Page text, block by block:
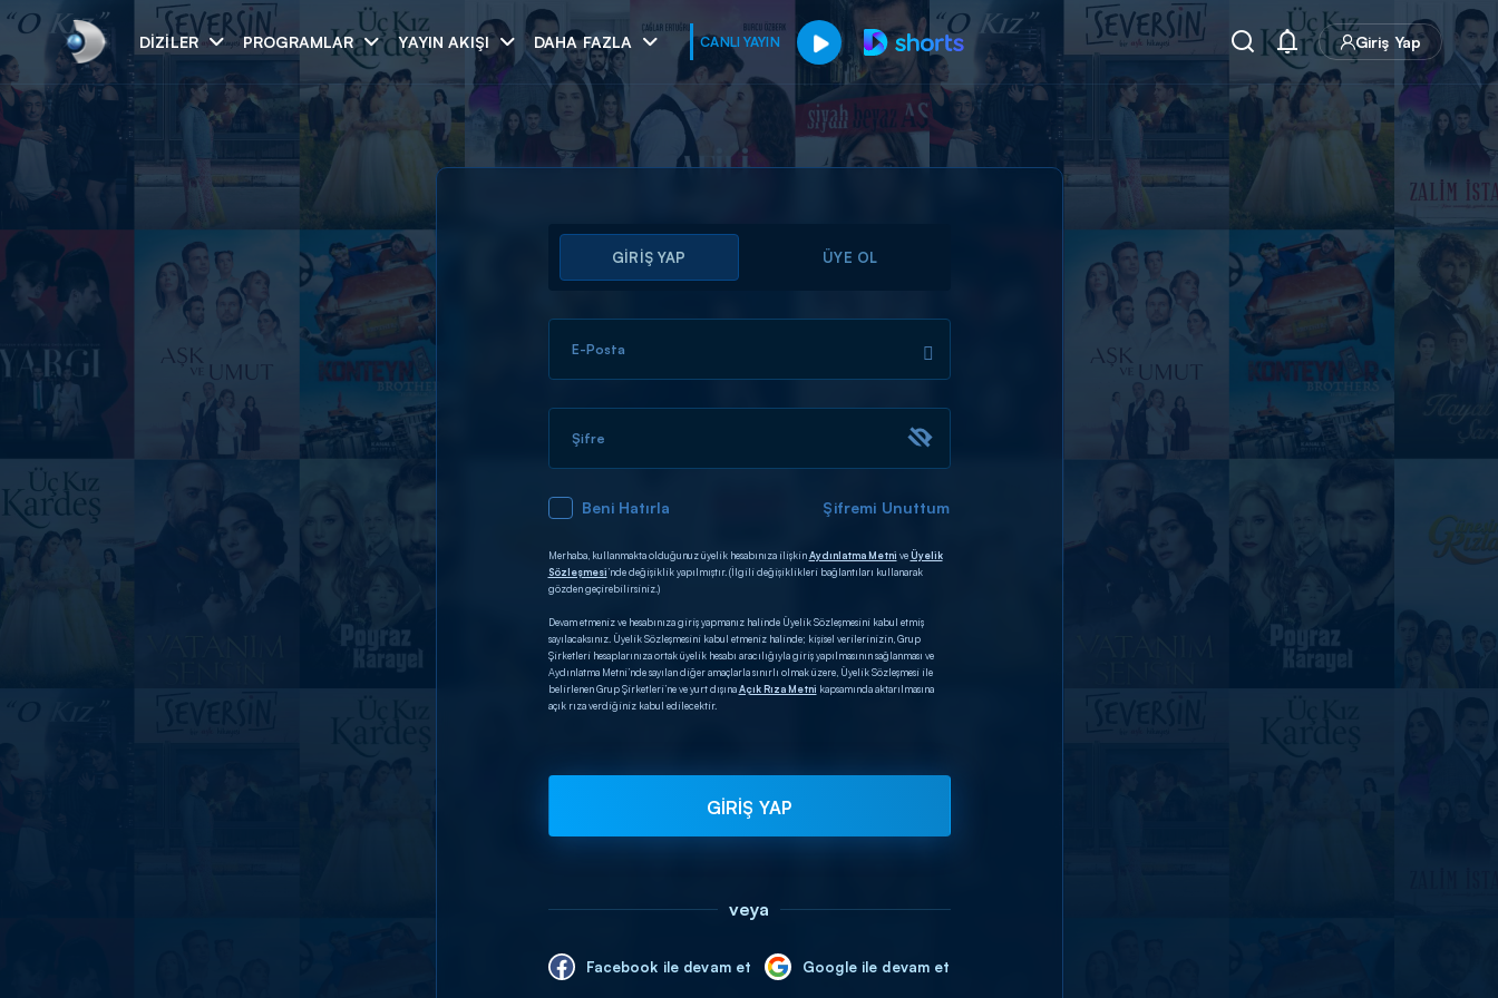
DIZILER PROGRAMLAR YAYIN AKIŞI DAHA FAZLA CANLI YAYIN Giriş Yap
Arama
ARAMA SONUÇLARI
GİRİŞ YAP ÜYE OL
E-Posta
Şifre
Beni Hatırla Şifremi Unuttum
Merhaba, kullanmakta olduğunuz üyelik hesabınıza ilişkinAydınlatma Metni veÜyelik
Sözleşmesi’nde değişiklik yapılmıştır. (İlgili değişiklikleri bağlantıları kullanarak
gözden geçirebilirsiniz.)
Devam etmeniz ve hesabınıza giriş yapmanız halinde Üyelik Sözleşmesini kabul etmiş
sayılacaksınız. Üyelik Sözleşmesini kabul etmeniz halinde; kişisel verilerinizin, Grup
Şirketleri hesaplarınıza ortak üyelik hesabı aracılığıyla giriş yapılmasının sağlanması ve
Aydınlatma Metni’nde sayılan diğer amaçlarla sınırlı olmak üzere, Üyelik Sözleşmesi ile
belirlenen Grup Şirketleri’ne ve yurt dışınaAçık Rıza Metni kapsamında aktarılmasına
açık rıza verdiğiniz kabul edilecektir.
GİRİŞ YAP
veya
Facebook ile devam et Google ile devam et